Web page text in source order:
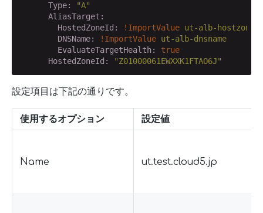
      Type:
"A"
      AliasTarget:
        HostedZoneId:
!ImportValue ut-alb-
        DNSName:
!ImportValue ut-alb-dnsname
        EvaluateTargetHealth:
true
      HostedZoneId:
"Z01000061EWXXK1FTAO6J"
設定項目は下記の通りです。
使用するオプション 設定値
Name ut.test.cloud5.jp